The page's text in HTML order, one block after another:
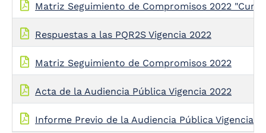
Matriz Seguimiento de Compromisos 2022
Respuestas a las PQR2S Vigencia 2022
Matriz Seguimiento de Compromisos 2022
Acta de la Audiencia Pública Vigencia 2022
Informe Previo de la Audiencia Pública Vigencia